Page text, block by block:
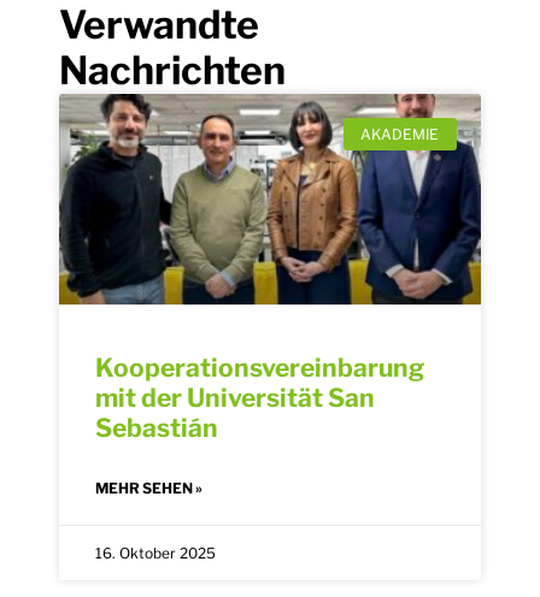
Verwandte
Nachrichten
AKADEMIE
Kooperationsvereinbarung
mit der Universität San
Sebastián
MEHR SEHEN »
16. Oktober 2025